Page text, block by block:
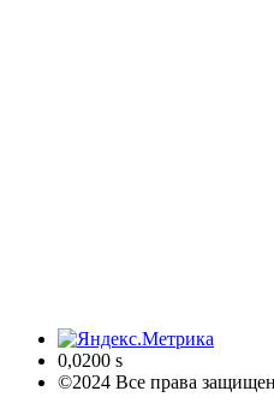
0,0200 s
©2024 Все права